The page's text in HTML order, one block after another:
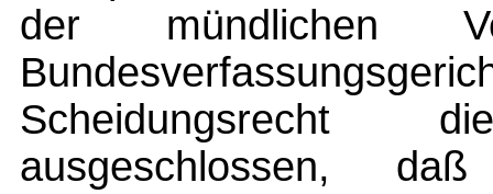
der mündlichen
Scheidungsrecht
ausgeschlossen,